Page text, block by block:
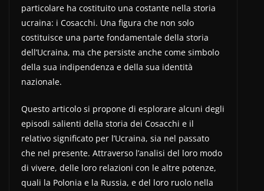
particolare ha costituito una costante nella storia
ucraina: i Cosacchi. Una figura che non solo
costituisce una parte fondamentale della storia
dell’Ucraina, ma che persiste anche come simbolo
della sua indipendenza e della sua identità
nazionale.
Questo articolo si propone di esplorare alcuni degli
episodi salienti della storia dei Cosacchi e il
relativo significato per l’Ucraina, sia nel passato
che nel presente. Attraverso l’analisi del loro modo
di vivere, delle loro relazioni con le altre potenze,
quali la Polonia e la Russia, e del loro ruolo nella